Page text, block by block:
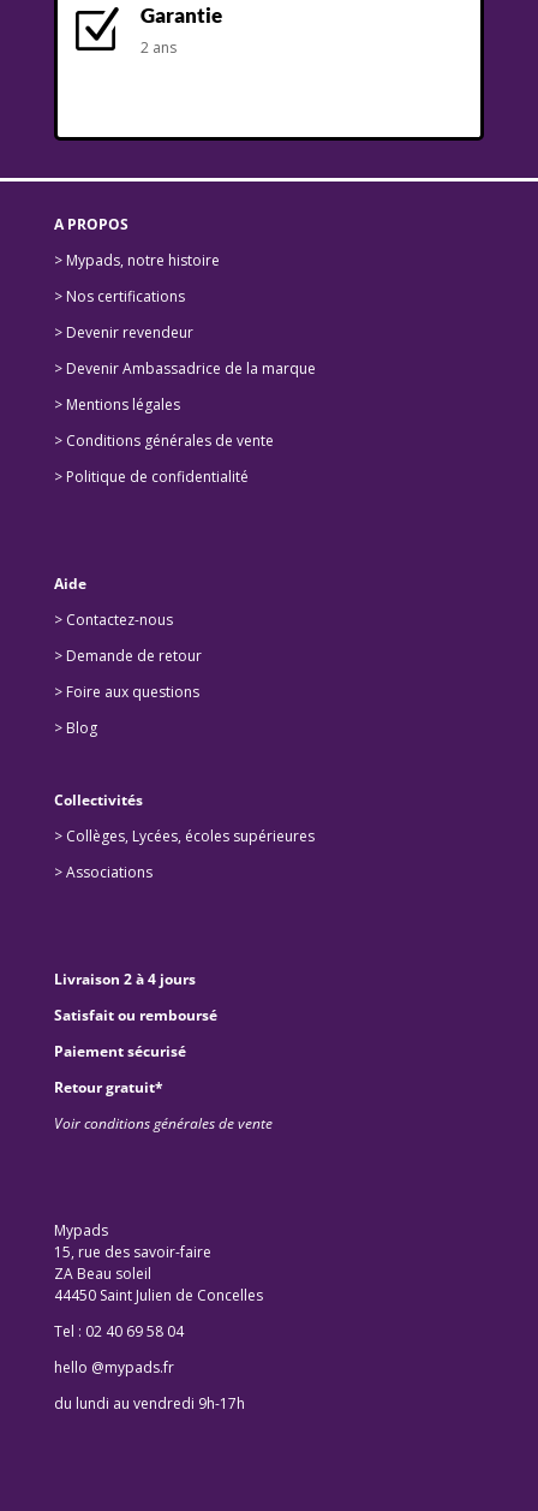
Z Garantie
2 ans
A PROPOS
> Mypads, notre histoire
> Nos certifications
> Devenir revendeur
> Devenir Ambassadrice de la marque
> Mentions légales
> Conditions générales de vente
> Politique de confidentialité
Aide
> Contactez-nous
> Demande de retour
> Foire aux questions
> Blog
Collectivités
> Collèges, Lycées, écoles supérieures
>Associations
Livraison 2 à 4 jours
Satisfait ou remboursé
Paiement sécurisé
Retour gratuit*
Voir conditions générales de vente
Mypads
15, rue des savoir-faire
ZA Beau soleil
44450 Saint Julien de Concelles
Tel : 02 40 69 58 04
hello @mypads.fr
du lundi au vendredi 9h-17h